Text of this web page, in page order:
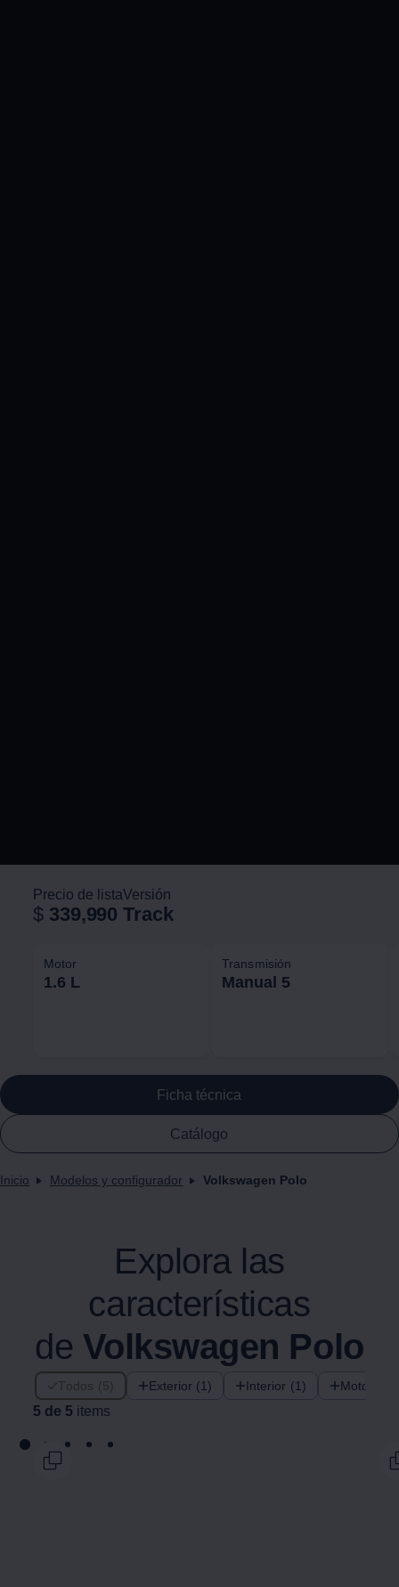
Precio de lista
$ 339,990
Versión
Track
Motor
1.6 L
Transmisión
Manual 5
Ficha técnica
Catálogo
Inicio Modelos y configurador Volkswagen Polo
Explora las
características
de Volkswagen Polo
Todos (5) Exterior (1) Interior (1)
5 de 5 items
5 de 5 items